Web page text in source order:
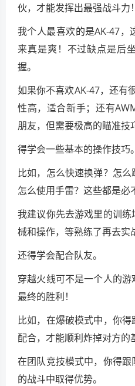
伙，才能发挥出最强战斗力！
我个人最喜欢的是AK-47
来真是爽！不过缺点是后
握。
如果你不喜欢AK-47，还有
性高，适合新手；还有
朋友，但需要极高的瞄准技
得学会一些基本的操作技巧。
比如，怎么快速换弹？怎么
怎么使用手雷？这些都是必
我建议你先去游戏里的训
械和操作，等熟练了再去实
还得学会配合队友。
穿越火线可不是一个人的
最终的胜利！
比如，在爆破模式中，你
配合，才能顺利炸掉对方的
在团队竞技模式中，你得
的战斗中取得优势。